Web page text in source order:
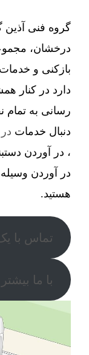
درخشان،
بازکنی و
دارد در کنار
رسانی به تمام
دنبال خدمات
، در آوردن
در آوردن وسیله
هستید.
تماس با
با ما